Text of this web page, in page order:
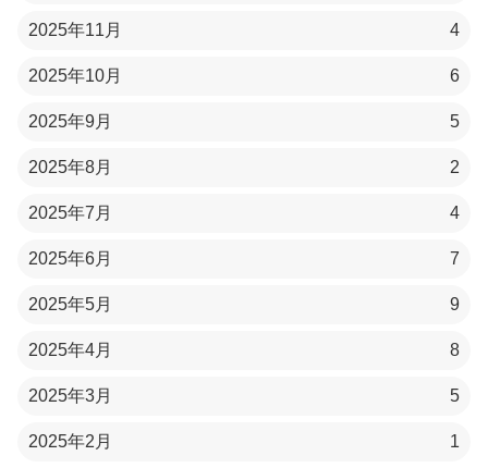
2025年11月 4
2025年10月 6
2025年9月 5
2025年8月 2
2025年7月 4
2025年6月 7
2025年5月 9
2025年4月 8
2025年3月 5
2025年2月 1